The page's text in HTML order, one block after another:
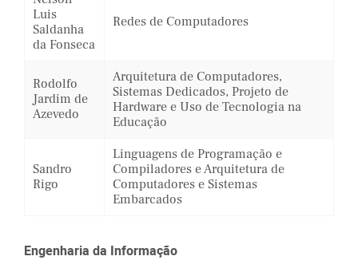
Luis
Saldanha
da Fonseca
Redes de Computadores
Rodolfo
Jardim de
Azevedo
Arquitetura de Computadores,
Sistemas Dedicados, Projeto de
Hardware e Uso de Tecnologia na
Educação
Sandro
Rigo
Linguagens de Programação e
Compiladores e Arquitetura de
Computadores e Sistemas
Embarcados
Engenharia da Informação